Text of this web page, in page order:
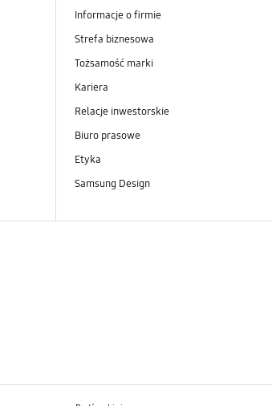
Informacje o firmie
Strefa biznesowa
Tożsamość marki
Kariera
Relacje inwestorskie
Biuro prasowe
Etyka
Samsung Design